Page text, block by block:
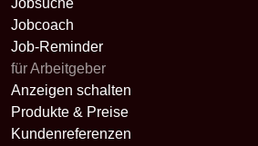
Jobsuche
Jobcoach
Job-Reminder
für Arbeitgeber
Anzeigen schalten
Produkte & Preise
Kundenreferenzen